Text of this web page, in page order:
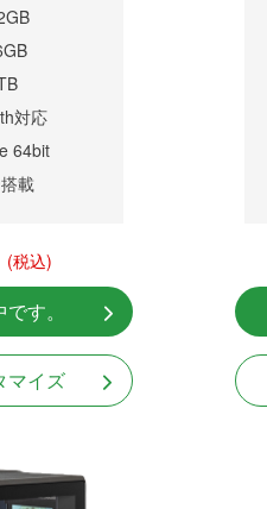
対応
64bit
載
(税込)
す。
マイズ